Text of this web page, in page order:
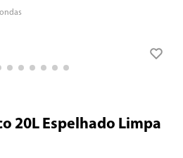
20L Espelhado Limpa